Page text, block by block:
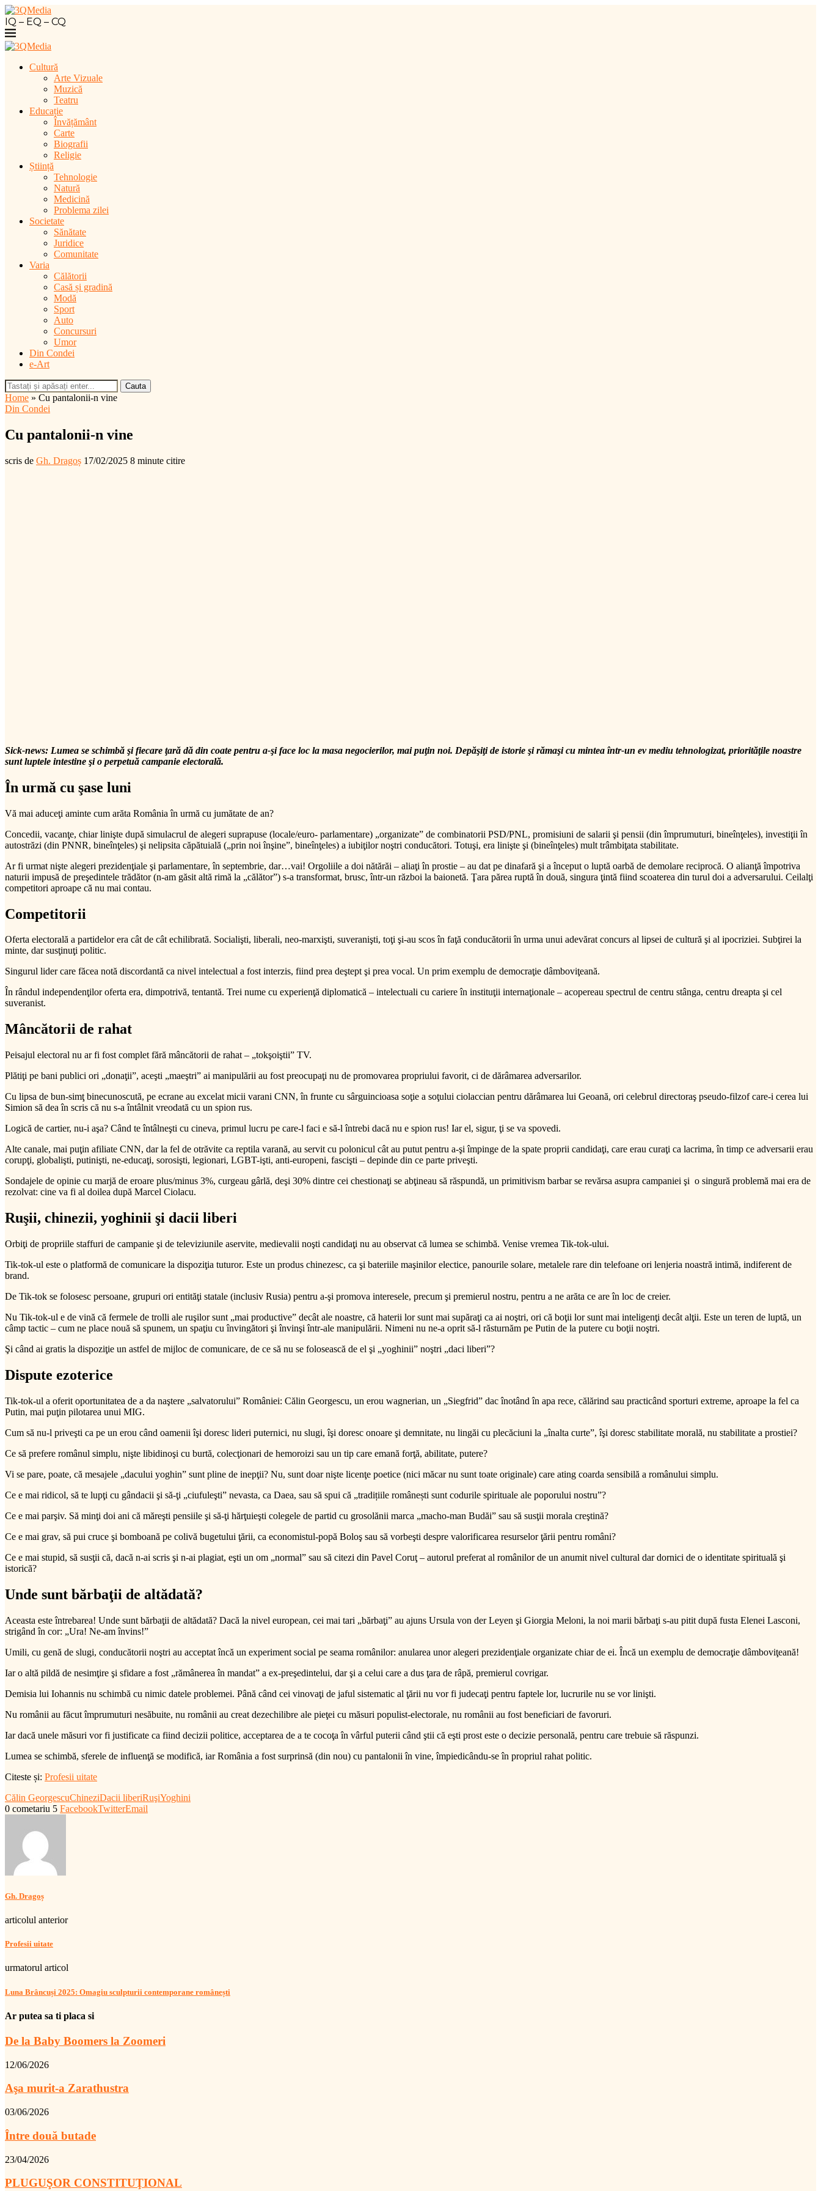
IQ – EQ – CQ
Cultură
Arte Vizuale
Muzică
Teatru
Educație
Învățământ
Carte
Biografii
Religie
Știință
Tehnologie
Natură
Medicină
Problema zilei
Societate
Sănătate
Juridice
Comunitate
Varia
Călătorii
Casă și gradină
Modă
Sport
Auto
Concursuri
Umor
Din Condei
e-Art
Cauta
Home » Cu pantalonii-n vine
Din Condei
Cu pantalonii-n vine
scris de Gh. Dragoș 17/02/2025 8 minute citire
Sick-news: Lumea se schimbă şi fiecare ţară dă din coate pentru a-şi face loc la masa negocierilor, mai puţin noi. Depăşiţi de istorie şi rămaşi cu mintea într-un ev mediu tehnologizat, priorităţile noastre
sunt luptele intestine şi o perpetuă campanie electorală.
În urmă cu şase luni
Vă mai aduceţi aminte cum arăta România în urmă cu jumătate de an?
Concedii, vacanţe, chiar linişte după simulacrul de alegeri suprapuse (locale/euro- parlamentare) „organizate” de combinatorii PSD/PNL, promisiuni de salarii şi pensii (din împrumuturi, bineînţeles), investiţii în
autostrăzi (din PNNR, bineînţeles) şi nelipsita căpătuială („prin noi înşine”, bineînţeles) a iubiţilor noştri conducători. Totuşi, era linişte şi (bineînţeles) mult trâmbiţata stabilitate.
Ar fi urmat nişte alegeri prezidenţiale şi parlamentare, în septembrie, dar…vai! Orgoliile a doi nătărăi – aliaţi în prostie – au dat pe dinafară şi a început o luptă oarbă de demolare reciprocă. O alianţă împotriva
naturii impusă de preşedintele trădător (n-am găsit altă rimă la „călător”) s-a transformat, brusc, într-un război la baionetă. Ţara părea ruptă în două, singura ţintă fiind scoaterea din turul doi a adversarului. Ceilalţi
competitori aproape că nu mai contau.
Competitorii
Oferta electorală a partidelor era cât de cât echilibrată. Socialişti, liberali, neo-marxişti, suveranişti, toţi şi-au scos în faţă conducătorii în urma unui adevărat concurs al lipsei de cultură şi al ipocriziei. Subţirei la
minte, dar susţinuţi politic.
Singurul lider care făcea notă discordantă ca nivel intelectual a fost interzis, fiind prea deştept şi prea vocal. Un prim exemplu de democraţie dâmboviţeană.
În rândul independenţilor oferta era, dimpotrivă, tentantă. Trei nume cu experienţă diplomatică – intelectuali cu cariere în instituţii internaţionale – acopereau spectrul de centru stânga, centru dreapta şi cel
suveranist.
Mâncătorii de rahat
Peisajul electoral nu ar fi fost complet fără mâncătorii de rahat – „tokşoiştii” TV.
Plătiţi pe bani publici ori „donaţii”, aceşti „maeştri” ai manipulării au fost preocupaţi nu de promovarea propriului favorit, ci de dărâmarea adversarilor.
Cu lipsa de bun-simţ binecunoscută, pe ecrane au excelat micii varani CNN, în frunte cu sârguincioasa soţie a soţului ciolaccian pentru dărâmarea lui Geoană, ori celebrul directoraş pseudo-filzof care-i cerea lui
Simion să dea în scris că nu s-a întâlnit vreodată cu un spion rus.
Logică de cartier, nu-i aşa? Când te întâlneşti cu cineva, primul lucru pe care-l faci e să-l întrebi dacă nu e spion rus! Iar el, sigur, ţi se va spovedi.
Alte canale, mai puţin afiliate CNN, dar la fel de otrăvite ca reptila varană, au servit cu polonicul cât au putut pentru a-şi împinge de la spate proprii candidaţi, care erau curaţi ca lacrima, în timp ce adversarii erau
corupţi, globalişti, putinişti, ne-educaţi, sorosişti, legionari, LGBT-işti, anti-europeni, fascişti – depinde din ce parte priveşti.
Sondajele de opinie cu marjă de eroare plus/minus 3%, curgeau gârlă, deşi 30% dintre cei chestionaţi se abţineau să răspundă, un primitivism barbar se revărsa asupra campaniei şi o singură problemă mai era de
rezolvat: cine va fi al doilea după Marcel Ciolacu.
Ruşii, chinezii, yoghinii şi dacii liberi
Orbiţi de propriile staffuri de campanie şi de televiziunile aservite, medievalii noşti candidaţi nu au observat că lumea se schimbă. Venise vremea Tik-tok-ului.
Tik-tok-ul este o platformă de comunicare la dispoziţia tuturor. Este un produs chinezesc, ca şi bateriile maşinilor electice, panourile solare, metalele rare din telefoane ori lenjeria noastră intimă, indiferent de
brand.
De Tik-tok se folosesc persoane, grupuri ori entităţi statale (inclusiv Rusia) pentru a-şi promova interesele, precum şi premierul nostru, pentru a ne arăta ce are în loc de creier.
Nu Tik-tok-ul e de vină că fermele de trolli ale ruşilor sunt „mai productive” decât ale noastre, că haterii lor sunt mai supăraţi ca ai noştri, ori că boţii lor sunt mai inteligenţi decât alţii. Este un teren de luptă, un
câmp tactic – cum ne place nouă să spunem, un spaţiu cu învingători şi învinşi într-ale manipulării. Nimeni nu ne-a oprit să-l răsturnăm pe Putin de la putere cu boţii noştri.
Şi când ai gratis la dispoziţie un astfel de mijloc de comunicare, de ce să nu se folosească de el şi „yoghinii” noştri „daci liberi”?
Dispute ezoterice
Tik-tok-ul a oferit oportunitatea de a da naştere „salvatorului” României: Călin Georgescu, un erou wagnerian, un „Siegfrid” dac înotând în apa rece, călărind sau practicând sporturi extreme, aproape la fel ca
Putin, mai puţin pilotarea unui MIG.
Cum să nu-l priveşti ca pe un erou când oamenii îşi doresc lideri puternici, nu slugi, îşi doresc onoare şi demnitate, nu lingăi cu plecăciuni la „înalta curte”, îşi doresc stabilitate morală, nu stabilitate a prostiei?
Ce să prefere românul simplu, nişte libidinoşi cu burtă, colecţionari de hemoroizi sau un tip care emană forţă, abilitate, putere?
Vi se pare, poate, că mesajele „dacului yoghin” sunt pline de inepţii? Nu, sunt doar nişte licenţe poetice (nici măcar nu sunt toate originale) care ating coarda sensibilă a românului simplu.
Ce e mai ridicol, să te lupţi cu gândacii şi să-ţi „ciufuleşti” nevasta, ca Daea, sau să spui că „tradițiile românești sunt codurile spirituale ale poporului nostru”?
Ce e mai parşiv. Să minţi doi ani că măreşti pensiile şi să-ţi hărţuieşti colegele de partid cu grosolănii marca „macho-man Budăi” sau să susţii morala creştină?
Ce e mai grav, să pui cruce şi bomboană pe colivă bugetului ţării, ca economistul-popă Boloş sau să vorbeşti despre valorificarea resurselor ţării pentru români?
Ce e mai stupid, să susţii că, dacă n-ai scris şi n-ai plagiat, eşti un om „normal” sau să citezi din Pavel Coruţ – autorul preferat al românilor de un anumit nivel cultural dar dornici de o identitate spirituală şi
istorică?
Unde sunt bărbaţii de altădată?
Aceasta este întrebarea! Unde sunt bărbaţii de altădată? Dacă la nivel european, cei mai tari „bărbaţi” au ajuns Ursula von der Leyen şi Giorgia Meloni, la noi marii bărbaţi s-au pitit după fusta Elenei Lasconi,
strigând în cor: „Ura! Ne-am învins!”
Umili, cu genă de slugi, conducătorii noştri au acceptat încă un experiment social pe seama românilor: anularea unor alegeri prezidenţiale organizate chiar de ei. Încă un exemplu de democraţie dâmboviţeană!
Iar o altă pildă de nesimţire şi sfidare a fost „rămânerea în mandat” a ex-preşedintelui, dar şi a celui care a dus ţara de râpă, premierul covrigar.
Demisia lui Iohannis nu schimbă cu nimic datele problemei. Până când cei vinovaţi de jaful sistematic al ţării nu vor fi judecaţi pentru faptele lor, lucrurile nu se vor linişti.
Nu românii au făcut împrumuturi nesăbuite, nu românii au creat dezechilibre ale pieţei cu măsuri populist-electorale, nu românii au fost beneficiari de favoruri.
Iar dacă unele măsuri vor fi justificate ca fiind decizii politice, acceptarea de a te cocoţa în vârful puterii când ştii că eşti prost este o decizie personală, pentru care trebuie să răspunzi.
Lumea se schimbă, sferele de influenţă se modifică, iar România a fost surprinsă (din nou) cu pantalonii în vine, împiedicându-se în propriul rahat politic.
Citeste și: Profesii uitate
Călin GeorgescuChineziDacii liberiRuşiYoghini
0 cometariu 5 FacebookTwitterEmail
Gh. Dragoș
articolul anterior
Profesii uitate
urmatorul articol
Luna Brâncuși 2025: Omagiu sculpturii contemporane românești
Ar putea sa ti placa si
De la Baby Boomers la Zoomeri
12/06/2026
Aşa murit-a Zarathustra
03/06/2026
Între două butade
23/04/2026
PLUGUŞOR CONSTITUŢIONAL